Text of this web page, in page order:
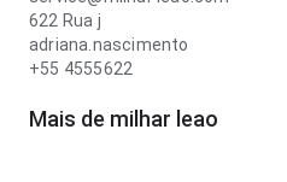
622 Rua j
adriana.nascimento
+55 4555622
Mais de milhar leao